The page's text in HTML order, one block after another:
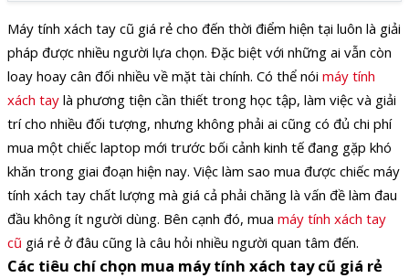
Máy tính xách tay cũ giá rẻ cho đến thời điểm hiện tại luôn là giải
pháp được nhiều người lựa chọn. Đặc biệt với những ai vẫn còn
loay hoay cân đối nhiều về mặt tài chính. Có thể nói máy tính
xách tay là phương tiện cần thiết trong học tập, làm việc và giải
trí cho nhiều đối tượng, nhưng không phải ai cũng có đủ chi phí
mua một chiếc laptop mới trước bối cảnh kinh tế đang gặp khó
khăn trong giai đoạn hiện nay. Việc làm sao mua được chiếc máy
tính xách tay chất lượng mà giá cả phải chăng là vấn đề làm đau
đầu không ít người dùng. Bên cạnh đó, mua máy tính xách tay
cũ giá rẻ ở đâu cũng là câu hỏi nhiều người quan tâm đến.
Các tiêu chí chọn mua máy tính xách tay cũ giá rẻ